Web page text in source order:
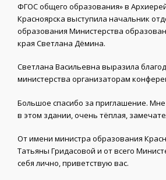
ФГОС общего образования» в
Красноярска выступила начальник
образования Министерства
края Светлана Дёмина.
Светлана Васильевна выразила
министерства организаторам
Большое спасибо за приглашение.
в этом здании, очень тёплая,
От имени министра образования
Татьяны Гридасовой и от всего
себя лично, приветствую вас.